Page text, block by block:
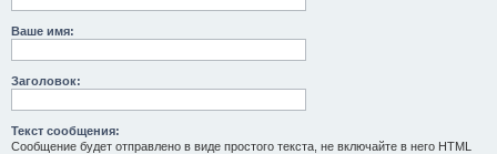
Ваше имя:
Заголовок:
Текст сообщения:
Сообщение будет отправлено в виде простого текста, не включайте в него HTML